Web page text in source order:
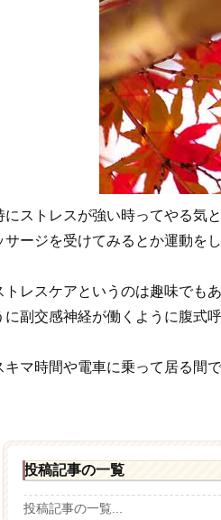
にストレスが強い時ってやる気
サージを受けてみるとか運動を
トレスケアというのは趣味でも
に副交感神経が働くように腹式
キマ時間や電車に乗って居る間
投稿記事の一覧
投稿記事の一覧...